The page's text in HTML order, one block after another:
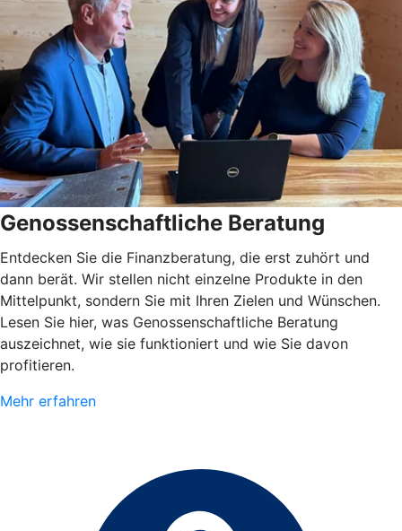
Genossenschaftliche Beratung
Entdecken Sie die Finanzberatung, die erst zuhört und
dann berät. Wir stellen nicht einzelne Produkte in den
Mittelpunkt, sondern Sie mit Ihren Zielen und Wünschen.
Lesen Sie hier, was Genossenschaftliche Beratung
auszeichnet, wie sie funktioniert und wie Sie davon
profitieren.
Mehr erfahren